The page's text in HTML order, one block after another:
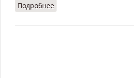
Подробнее